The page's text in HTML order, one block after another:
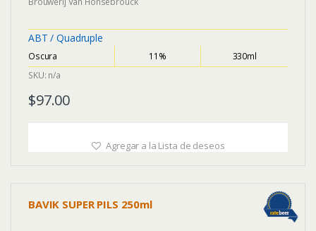
ABT / Quadruple
Oscura 11%
330ml
SKU: n/a
$97.00
Agregar a la Lista de deseos
BAVIK SUPER PILS 250ml